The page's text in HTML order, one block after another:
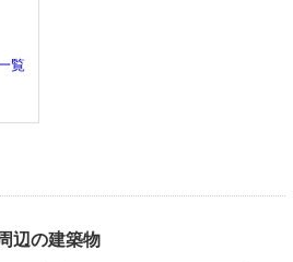
覧
辺の建築物